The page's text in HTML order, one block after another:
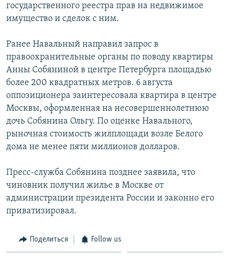
государственного реестра прав на недвижимое
имущество и сделок с ним.
Ранее Навальный направил запрос в
правоохранительные органы по поводу квартиры
Анны Собяниной в центре Петербурга площадью
более 200 квадратных метров. 6 августа
оппозиционера заинтересовала квартира в центре
Москвы, оформленная на несовершеннолетнюю
дочь Собянина Ольгу. По оценке Навального,
рыночная стоимость жилплощади возле Белого
дома не менее пяти миллионов долларов.
Пресс-служба Собянина позднее заявила, что
чиновник получил жилье в Москве от
администрации президента России и законно его
приватизировал.
Поделиться Follow us